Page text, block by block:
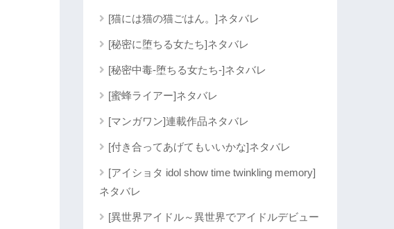
[猫には猫の猫ごはん。]ネタバレ
[秘密に堕ちる女たち]ネタバレ
[秘密中毒-堕ちる女たち-]ネタバレ
[蜜蜂ライアー]ネタバレ
[マンガワン]連載作品ネタバレ
[付き合ってあげてもいいかな]ネタバレ
[アイショタ idol show time twinkling memory]
ネタバレ
[異世界アイドル～異世界でアイドルデビュー